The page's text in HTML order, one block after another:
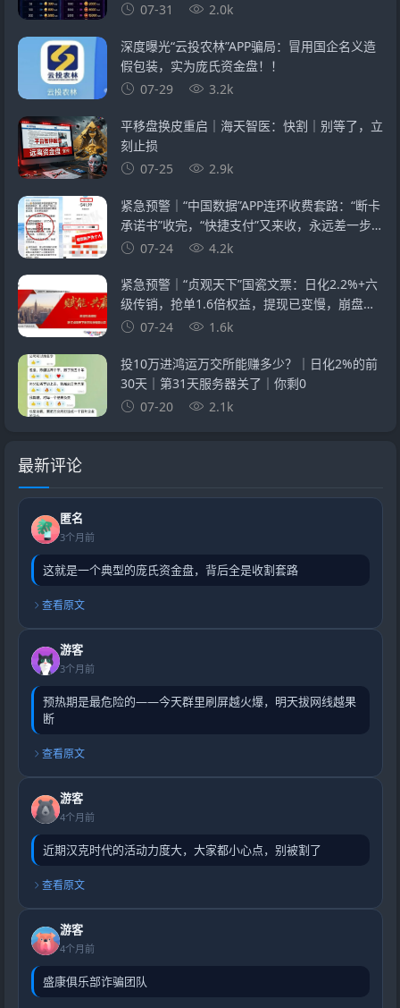
07-31
2.0k
深度曝光“云投农林”APP骗局：冒用国企名义造
假包装，实为庞氏资金盘！！
07-29
3.2k
平移盘换皮重启｜海天智医：快割｜别等了，立
刻止损
07-25
2.9k
紧急预警｜“中国数据”APP连环收费套路：“断卡
承诺书”收完，“快捷支付”又来收，永远差一步
的回报07-24 4.2k
紧急预警｜“贞观天下”国瓷文票：日化2.2%+六
级传销，抢单1.6倍权益，提现已变慢，崩盘在
即 07-24 1.6k
投10万进鸿运万交所能赚多少？｜日化2%的前
30天｜第31天服务器关了｜你剩0
07-20
2.1k
最新评论
匿名
3个月前
这就是一个典型的庞氏资金盘，背后全是收割套路
查看原文
游客
3个月前
预热期是最危险的——今天群里刷屏越火爆，明天拔网线越果
断
查看原文
游客
4个月前
近期汉克时代的活动力度大，大家都小心点，别被割了
查看原文
游客
4个月前
盛康俱乐部诈骗团队